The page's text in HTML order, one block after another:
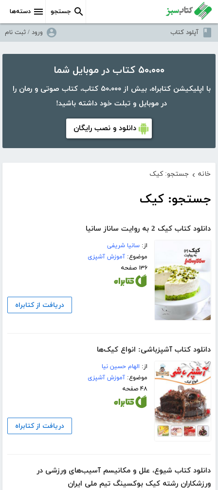
دسته‌ها جستجو
آپلود کتاب ورود / ثبت نام
۵۰،۰۰۰ کتاب در موبایل شما
با اپلیکیشن کتابراه، بیش از ۵۰،۰۰۰ کتاب، کتاب صوتی و رمان را
در موبایل و تبلت خود داشته باشید!
دانلود و نصب رایگان
خانه › جستجو: کیک
جستجو: کیک
دانلود کتاب کیک 2 به روایت ساناز سانیا
از:سانیا شریفی
موضوع:آموزش آشپزی
۱۳۶ صفحه
دریافت از کتابراه
دانلود کتاب آشپزباشی: انواع کیک‌ها
از: الهام حسین نیا
موضوع:آموزش آشپزی
۴۸ صفحه
دریافت از کتابراه
دانلود کتاب شیوع، علل و مکانیسم آسیب‌های ورزشی در
ورزشکاران رشته کیک بوکسینگ تیم ملی ایران